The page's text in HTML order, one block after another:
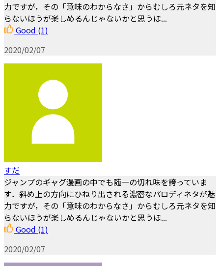
力ですが，その「意味のわからなさ」からむしろ元ネタを知
らないほうが楽しめるんじゃないかと思うほ...
Good (1)
2020/02/07
すだ
ジャンプのギャグ漫画の中でも随一の切れ味を誇っていま
す．斜め上の方向にひねり出される濃密なパロディネタが魅
力ですが，その「意味のわからなさ」からむしろ元ネタを知
らないほうが楽しめるんじゃないかと思うほ...
Good (1)
2020/02/07